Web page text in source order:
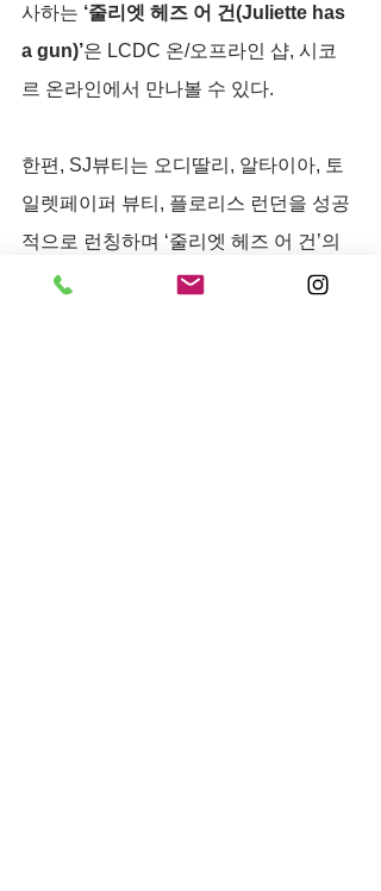
사하는 ‘줄리엣 헤즈 어 건(Juliette has
a gun)’은 LCDC 온/오프라인 샵, 시코
르 온라인에서 만나볼 수 있다.
한편, SJ뷰티는 오디딸리, 알타이아, 토
일렛페이퍼 뷰티, 플로리스 런던을 성공
적으로 런칭하며 ‘줄리엣 헤즈 어 건’의
신규 런칭에 대한 기대감을 높였다.